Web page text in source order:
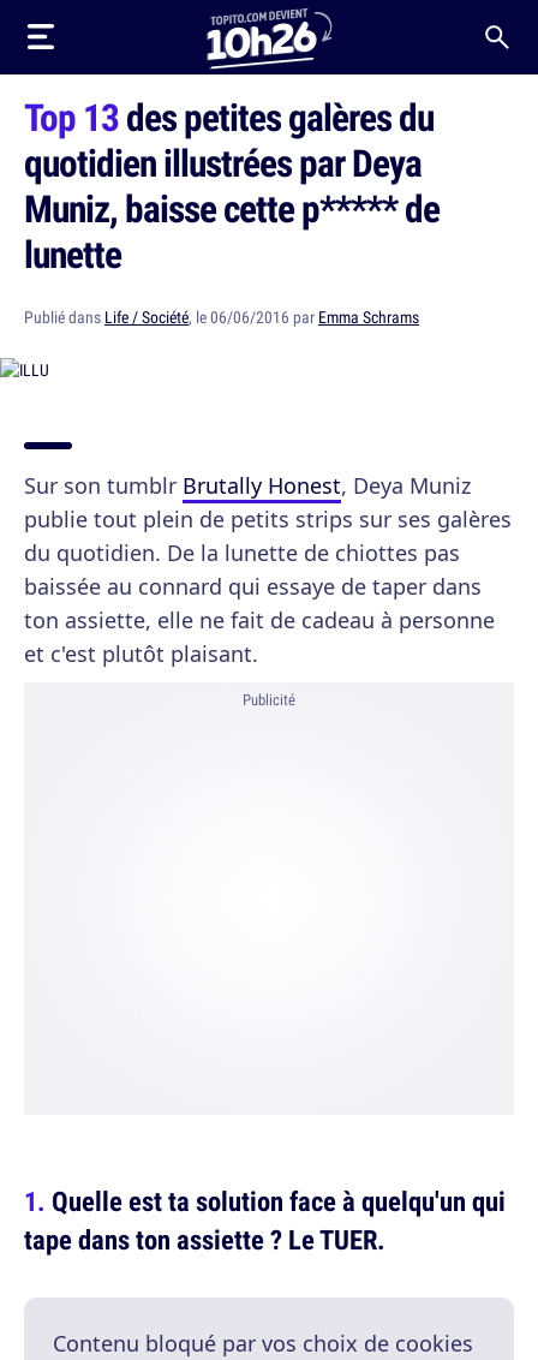
Top 13des petites galères du
quotidien illustrées par Deya
Muniz, baisse cette p***** de
lunette
Publié dans Life / Société, le 06/06/2016 par Emma Schrams
Sur son tumblr Brutally Honest, Deya Muniz
publie tout plein de petits strips sur ses galères
du quotidien. De la lunette de chiottes pas
baissée au connard qui essaye de taper dans
ton assiette, elle ne fait de cadeau à personne
et c'est plutôt plaisant.
Publicité
Quelle est ta solution face à quelqu'un qui
tape dans ton assiette ? Le TUER.
Contenu bloqué par vos choix de cookies